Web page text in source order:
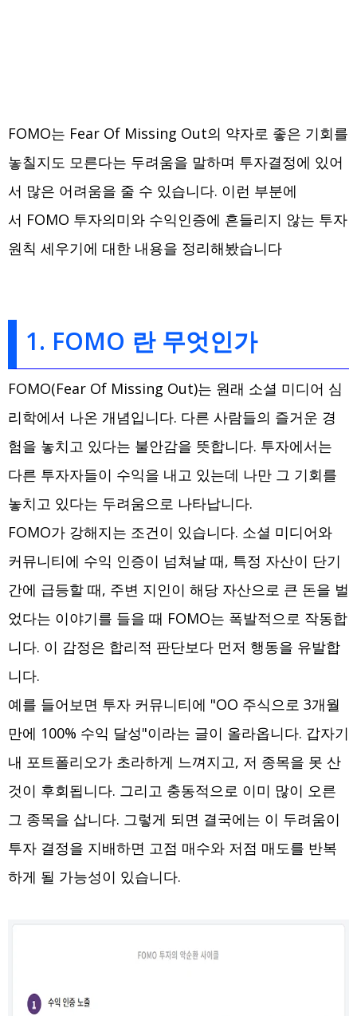
FOMO는 Fear Of Missing Out의 약자로 좋은 기회를
놓칠지도 모른다는 두려움을 말하며 투자결정에 있어
서 많은 어려움을 줄 수 있습니다. 이런 부분에
서 FOMO 투자의미와 수익인증에 흔들리지 않는 투자
원칙 세우기에 대한 내용을 정리해봤습니다
1. FOMO 란 무엇인가
FOMO(Fear Of Missing Out)는 원래 소셜 미디어 심
리학에서 나온 개념입니다. 다른 사람들의 즐거운 경
험을 놓치고 있다는 불안감을 뜻합니다. 투자에서는
다른 투자자들이 수익을 내고 있는데 나만 그 기회를
놓치고 있다는 두려움으로 나타납니다.
FOMO가 강해지는 조건이 있습니다. 소셜 미디어와
커뮤니티에 수익 인증이 넘쳐날 때, 특정 자산이 단기
간에 급등할 때, 주변 지인이 해당 자산으로 큰 돈을 벌
었다는 이야기를 들을 때 FOMO는 폭발적으로 작동합
니다. 이 감정은 합리적 판단보다 먼저 행동을 유발합
니다.
예를 들어보면 투자 커뮤니티에 "OO 주식으로 3개월
만에 100% 수익 달성"이라는 글이 올라옵니다. 갑자기
내 포트폴리오가 초라하게 느껴지고, 저 종목을 못 산
것이 후회됩니다. 그리고 충동적으로 이미 많이 오른
그 종목을 삽니다. 그렇게 되면 결국에는 이 두려움이
투자 결정을 지배하면 고점 매수와 저점 매도를 반복
하게 될 가능성이 있습니다.